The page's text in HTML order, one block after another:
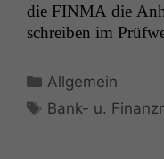
die FINMA die
schreiben im
Kategorien
Allgemein
Schlagwörter
Bank- u.